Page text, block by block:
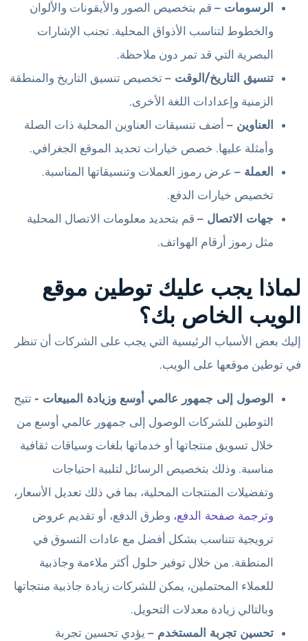
الرسومات – قم بتخصيص الصور والأيقونات والألوان
والخطوط لتناسب الأذواق المحلية. تجنب الإشارات
البصرية التي قد تمر دون ملاحظة.
تنسيق التاريخ/الوقت – تخصيص تنسيق التاريخ والمنطقة
الزمنية وإعدادات اللغة الأخرى.
العناوين – أضف تنسيقات العناوين المحلية ذات الصلة
وأمثلة عليها. خصص خيارات تحديد الموقع الجغرافي.
العملة – عرض رموز العملات وتنسيقاتها المناسبة.
تخصيص خيارات الدفع.
جهات الاتصال – قم بتحديد معلومات الاتصال المحلية
مثل رموز أرقام الهواتف.
لماذا يجب عليك توطين موقع
الويب الخاص بك؟
إليك بعض الأسباب الرئيسية التي يجب على الشركات أن تنظر
في توطين موقعها على الويب.
الوصول إلى جمهور عالمي أوسع وزيادة المبيعات - تتيح
التوطين للشركات الوصول إلى جمهور عالمي أوسع من
خلال تسويق منتجاتها أو خدماتها بلغات وسياقات ثقافية
مناسبة. وذلك بتخصيص الرسائل لتلبية احتياجات
وتفضيلات المنتجات المحلية، بما في ذلك تعديل الأسعار،
وترجمة صفحة الدفع، وطرق الدفع، أو تقديم عروض
ترويجية تتناسب بشكل أفضل مع عادات التسوق في
المنطقة. من خلال توفير حلول أكثر ملاءمة وجاذبية
للعملاء المحتملين، يمكن للشركات زيادة جاذبية منتجاتها
وبالتالي زيادة معدلات التحويل.
تحسين تجربة المستخدم – يؤدي تحسين تجربة